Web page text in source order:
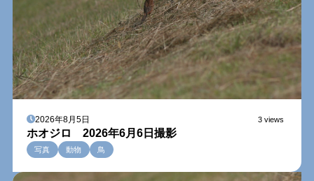
2026年8月5日 3 views
ホオジロ 2026年6月6日撮影
写真 動物 鳥